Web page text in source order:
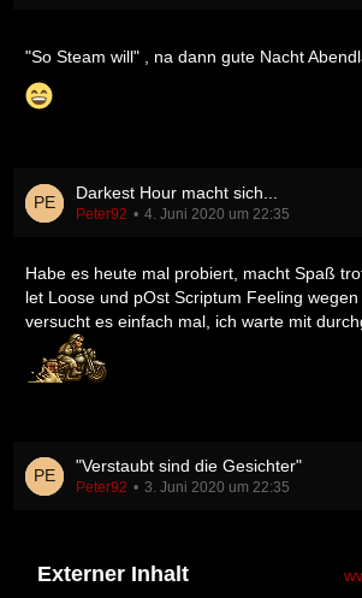
"So Steam will" , na dann gute Nacht
Darkest Hour macht sich...
Peter92 4. Juni 2020 um 22:35
Habe es heute mal probiert, macht Spaß
let Loose und pOst Scriptum Feeling
versucht es einfach mal, ich warte mit
"Verstaubt sind die Gesichter"
Peter92 3. Juni 2020 um 22:35
Externer Inhalt